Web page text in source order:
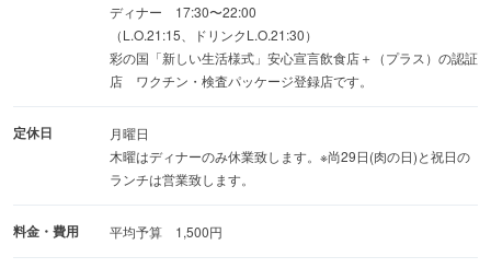
◆最大約40名のパーティスペースとしてもご利用いただけ
ディナー 17:30〜22:00
（L.O.21:15、ドリンクL.O.21:30）
彩の国「新しい生活様式」安心宣言飲食店＋（プラス）の認証
店 ワクチン・検査パッケージ登録店です。
定休日
月曜日
木曜はディナーのみ休業致します。※尚29日(肉の日)と祝日の
ランチは営業致します。
料金・費用 平均予算 1,500円